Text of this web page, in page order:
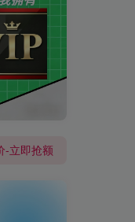
即抢额
-立即抢额